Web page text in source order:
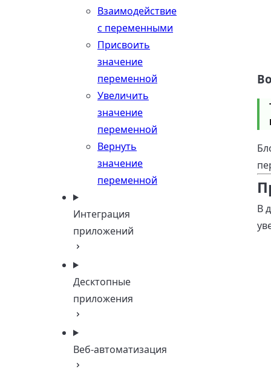
Взаимодействие
с переменными
Присвоить
значение
переменной
Увеличить
значение
переменной
Вернуть
значение
переменной
Интеграция
приложений
Десктопные
приложения
Веб-автоматизация
В